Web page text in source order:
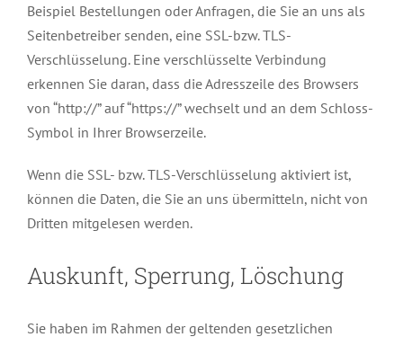
Beispiel Bestellungen oder Anfragen, die Sie an uns als
Seitenbetreiber senden, eine SSL-bzw. TLS-
Verschlüsselung. Eine verschlüsselte Verbindung
erkennen Sie daran, dass die Adresszeile des Browsers
von “http://” auf “https://” wechselt und an dem Schloss-
Symbol in Ihrer Browserzeile.
Wenn die SSL- bzw. TLS-Verschlüsselung aktiviert ist,
können die Daten, die Sie an uns übermitteln, nicht von
Dritten mitgelesen werden.
Auskunft, Sperrung, Löschung
Sie haben im Rahmen der geltenden gesetzlichen